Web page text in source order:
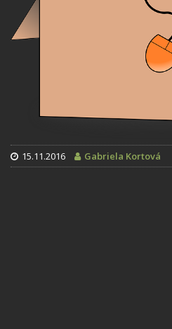
15.11.2016 Gabriela Kortová